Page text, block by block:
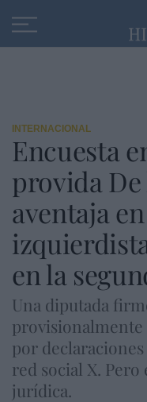
INTERNACIONAL
Encuesta
provida
aventaja
en la
Una diputada
provisionalmente
por
red social X. Pero
jurídica.